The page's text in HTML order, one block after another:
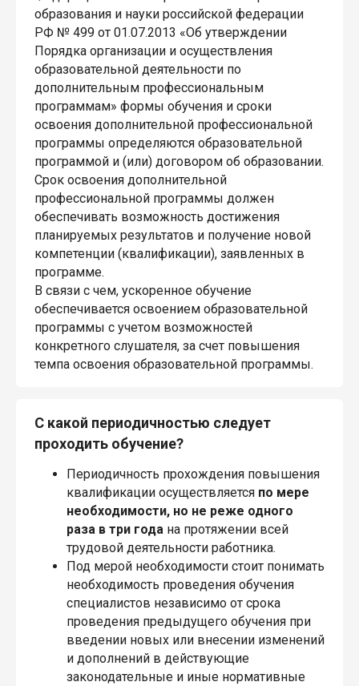
образования и науки российской федерации
РФ № 499 от 01.07.2013 «Об утверждении
Порядка организации и осуществления
образовательной деятельности по
дополнительным профессиональным
программам» формы обучения и сроки
освоения дополнительной профессиональной
программы определяются образовательной
программой и (или) договором об образовании.
Срок освоения дополнительной
профессиональной программы должен
обеспечивать возможность достижения
планируемых результатов и получение новой
компетенции (квалификации), заявленных в
программе.
В связи с чем, ускоренное обучение
обеспечивается освоением образовательной
программы с учетом возможностей
конкретного слушателя, за счет повышения
темпа освоения образовательной программы.
С какой периодичностью следует
проходить обучение?
Периодичность прохождения повышения
квалификации осуществляется по мере
необходимости, но не реже одного
раза в три года на протяжении всей
трудовой деятельности работника.
Под мерой необходимости стоит понимать
необходимость проведения обучения
специалистов независимо от срока
проведения предыдущего обучения при
введении новых или внесении изменений
и дополнений в действующие
законодательные и иные нормативные